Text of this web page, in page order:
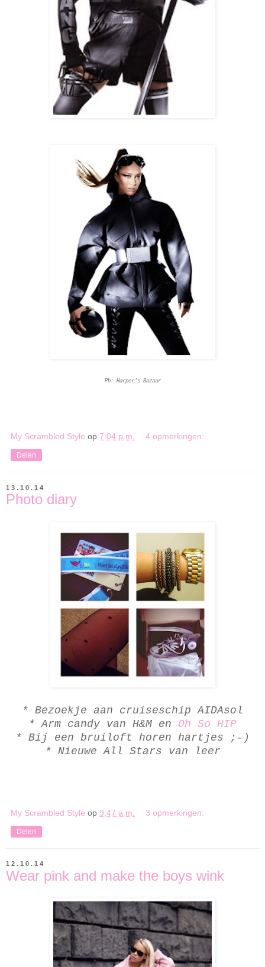
Ph: Harper's Bazaar
My Scrambled Style op 7:04 p.m. 4 opmerkingen:
Delen
13.10.14
Photo diary
* Bezoekje aan cruiseschip AIDAsol
* Arm candy van H&M en Oh So HIP
* Bij een bruiloft horen hartjes ;-)
* Nieuwe All Stars van leer
My Scrambled Style op 9:47 a.m. 3 opmerkingen:
Delen
12.10.14
Wear pink and make the boys wink